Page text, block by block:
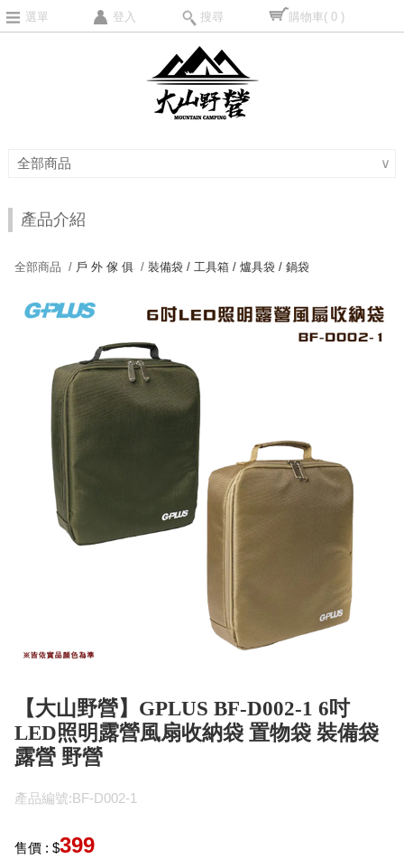
選單 登入 搜尋 購物車( 0 )
全部商品 ∨
產品介紹
全部商品 / 戶 外 傢 俱 /裝備袋 / 工具箱 / 爐具袋 / 鍋袋
【大山野營】GPLUS BF-D002-1 6吋
LED照明露營風扇收納袋 置物袋 裝備袋
露營 野營
產品編號:BF-D002-1
售價 : $399